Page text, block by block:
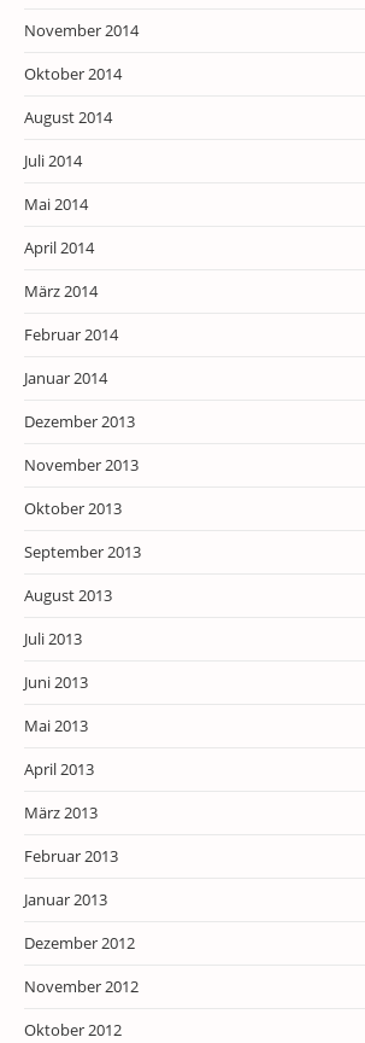
November 2014
Oktober 2014
August 2014
Juli 2014
Mai 2014
April 2014
März 2014
Februar 2014
Januar 2014
Dezember 2013
November 2013
Oktober 2013
September 2013
August 2013
Juli 2013
Juni 2013
Mai 2013
April 2013
März 2013
Februar 2013
Januar 2013
Dezember 2012
November 2012
Oktober 2012